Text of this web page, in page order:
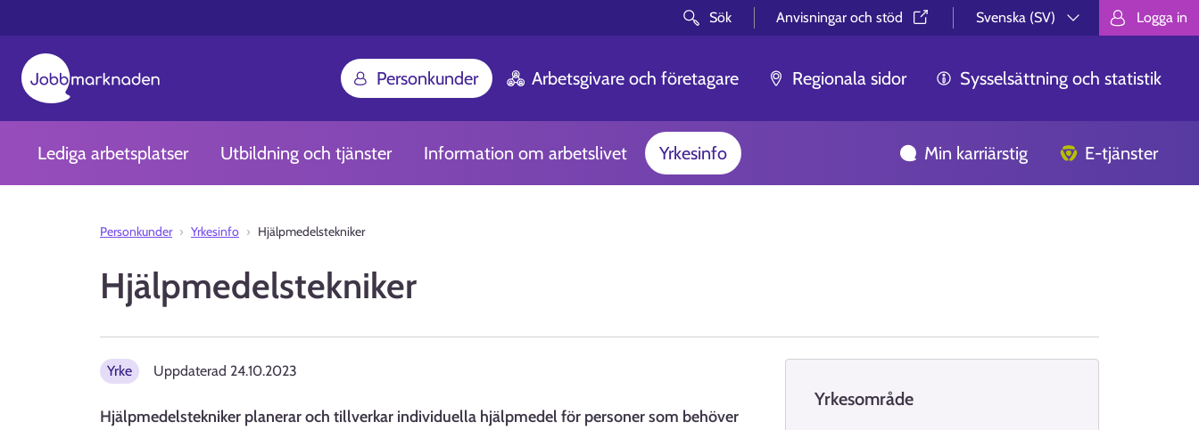
Sök Anvisningar och stöd⁠
Svenska (SV)
Välj språk.
Logga in
Personkunder Arbetsgivare och företagare Regionala sidor Sysselsättning och statistik
Lediga arbetsplatser Utbildning och tjänster Information om arbetslivet Yrkesinfo Min karriärstig E-tjänster
Personkunder Yrkesinfo Hjälpmedelstekniker
Hjälpmedelstekniker
Yrke Uppdaterad 24.10.2023
Hjälpmedelstekniker planerar och tillverkar individuella hjälpmedel för personer som behöver
Yrkesområde